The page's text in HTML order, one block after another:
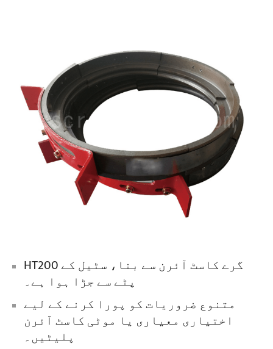
HT200 گرے کاسٹ آئرن سے بنا، سٹیل کے
پٹے سے جڑا ہوا ہے۔
متنوع ضروریات کو پورا کرنے کے لیے
اختیاری معیاری یا موٹی کاسٹ آئرن
پلیٹیں۔